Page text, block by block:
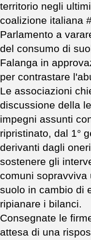
territorio negli
coalizione italiana
Parlamento a
del consumo di
Falanga in
per contrastare
Le associazioni
discussione della
impegni assunti
ripristinato, dal 1°
derivanti dagli
sostenere gli
comuni
suolo in cambio di
ripianare i bilanci.
Consegnate le
attesa di una